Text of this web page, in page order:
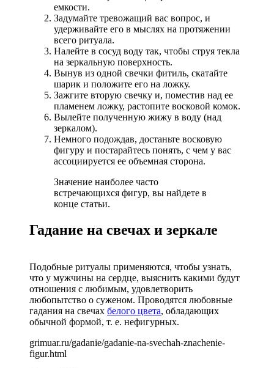
емкости.
Задумайте тревожащий вас вопрос, и
удерживайте его в мыслях на протяжении
всего ритуала.
Налейте в сосуд воду так, чтобы струя текла
на зеркальную поверхность.
Вынув из одной свечки фитиль, скатайте
шарик и положите его на ложку.
Зажгите вторую свечку и, поместив над ее
пламенем ложку, растопите восковой комок.
Вылейте полученную жижу в воду (над
зеркалом).
Немного подождав, достаньте восковую
фигуру и постарайтесь понять, с чем у вас
ассоциируется ее объемная сторона.
Значение наиболее часто
встречающихся фигур, вы найдете в
конце статьи.
Гадание на свечах и зеркале
Подобные ритуалы применяются, чтобы узнать,
что у мужчины на сердце, выяснить какими будут
отношения с любимым, удовлетворить
любопытство о суженом. Проводятся любовные
гадания на свечах белого цвета, обладающих
обычной формой, т. е. нефигурных.
grimuar.ru/gadanie/gadanie-na-svechah-znachenie-
figur.html